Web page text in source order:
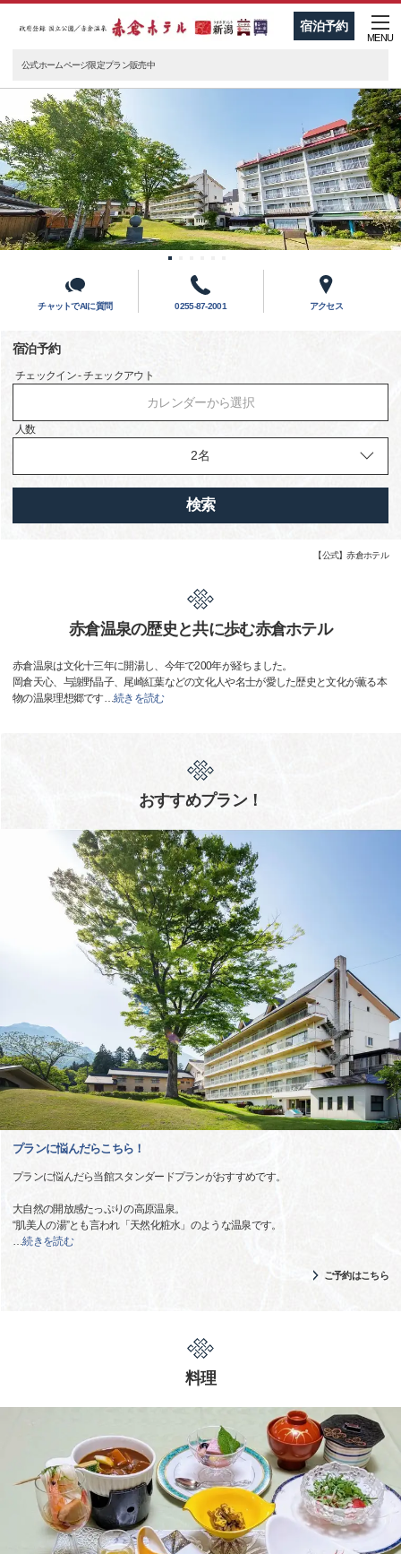
宿泊予約
MENU
公式ホームページ限定プラン販売中
チャットでAIに質問 0255-87-2001 アクセス
宿泊予約
チェックイン - チェックアウト
カレンダーから選択
人数
検索
【公式】赤倉ホテル
赤倉温泉の歴史と共に歩む赤倉ホテル
赤倉温泉は文化十三年に開湯し、今年で200年が経ちました。
岡倉天心、与謝野晶子、尾崎紅葉などの文化人や名士が愛した歴史と文化が薫る本
物の温泉理想郷です…続きを読む
おすすめプラン！
プランに悩んだらこちら！
プランに悩んだら当館スタンダードプランがおすすめです。
大自然の開放感たっぷりの高原温泉。
“肌美人の湯”とも言われ「天然化粧水」のような温泉です。
…続きを読む
ご予約はこちら
料理